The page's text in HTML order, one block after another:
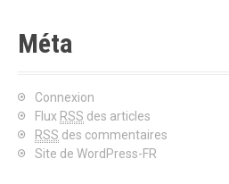
Méta
Connexion
Flux RSS des articles
RSS des commentaires
Site de WordPress-FR